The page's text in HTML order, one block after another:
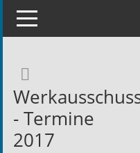
Toggle navigation
- Termine
2017